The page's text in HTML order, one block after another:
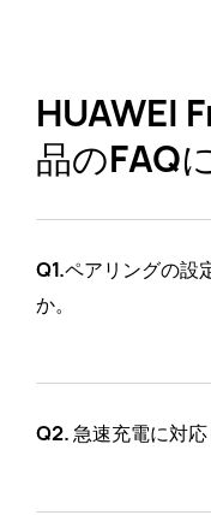
HUAWEI
品のFAQ
Q1.ペアリングの設
か。
Q2.急速充電に対